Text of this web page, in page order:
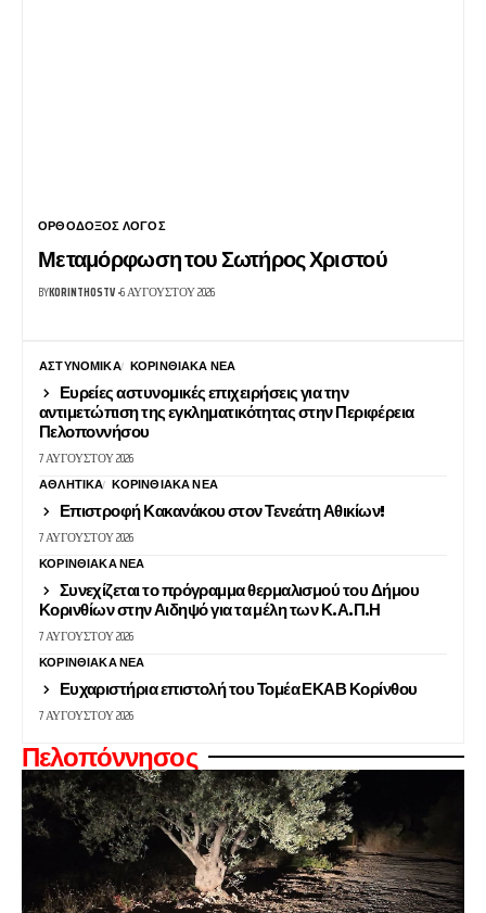
ΟΡΘΌΔΟΞΟΣ ΛΌΓΟΣ
Μεταμόρφωση του Σωτήρος Χριστού
BYKORINTHOSTV 6 ΑΥΓΟΎΣΤΟΥ 2026
ΑΣΤΥΝΟΜΙΚΆ ΚΟΡΙΝΘΙΑΚΆ ΝΈΑ
Ευρείες αστυνομικές επιχειρήσεις για την
αντιμετώπιση της εγκληματικότητας στην Περιφέρεια
Πελοποννήσου
7 ΑΥΓΟΎΣΤΟΥ 2026
ΑΘΛΗΤΙΚΑ ΚΟΡΙΝΘΙΑΚΆ ΝΈΑ
Επιστροφή Κακανάκου στον Τενεάτη Αθικίων!
7 ΑΥΓΟΎΣΤΟΥ 2026
ΚΟΡΙΝΘΙΑΚΆ ΝΈΑ
Συνεχίζεται το πρόγραμμα θερμαλισμού του Δήμου
Κορινθίων στην Αιδηψό για τα μέλη των Κ.Α.Π.Η
7 ΑΥΓΟΎΣΤΟΥ 2026
ΚΟΡΙΝΘΙΑΚΆ ΝΈΑ
Ευχαριστήρια επιστολή του Τομέα ΕΚΑΒ Κορίνθου
7 ΑΥΓΟΎΣΤΟΥ 2026
Πελοπόννησος